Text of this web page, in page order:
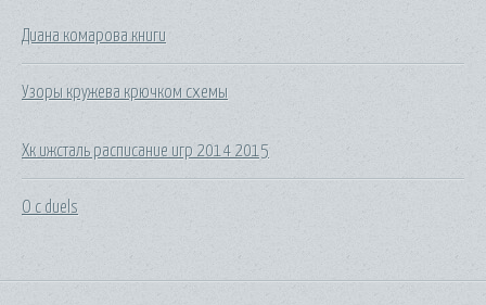
Диана комарова книги
Узоры кружева крючком схемы
Хк ижсталь расписание игр 2014 2015
O c duels